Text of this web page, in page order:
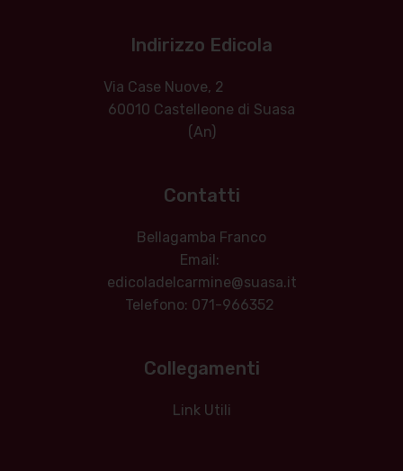
Indirizzo Edicola
Via Case Nuove, 2
60010 Castelleone di Suasa
(An)
Contatti
Bellagamba Franco
Email:
edicoladelcarmine@suasa.it
Telefono: 071-966352
Collegamenti
Link Utili